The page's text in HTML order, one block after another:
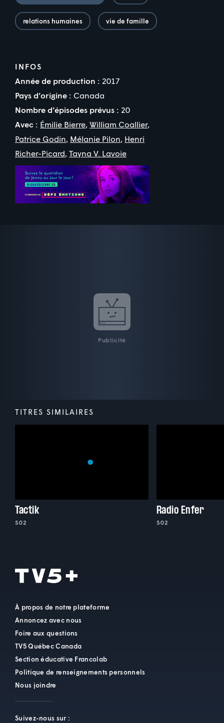
relations humaines vie de famille
INFOS
Année de production : 2017
Pays d’origine : Canada
Nombre d’épisodes prévus : 20
Avec : Émilie Bierre, William Coallier,
Patrice Godin, Mélanie Pilon, Henri
Richer-Picard, Tayna V. Lavoie
Publicité
TITRES SIMILAIRES
Tactik
S02
Radio Enfer
S02
À propos de notre plateforme
Annoncez avec nous
Foire aux questions
TV5 Québec Canada
Section éducative Francolab
Politique de renseignements personnels
Nous joindre
Suivez-nous sur :